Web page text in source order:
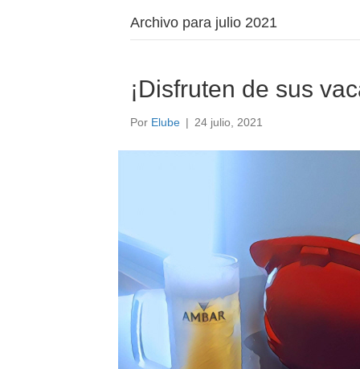
Archivo para julio 2021
¡Disfruten de sus
Por Elube | 24 julio, 2021